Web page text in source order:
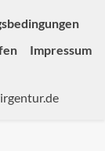
Impressum